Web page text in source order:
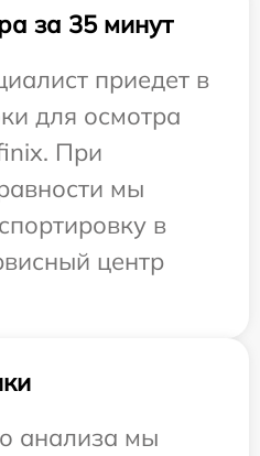
за 35 минут
приедет в
для осмотра
При
мы
в
центр
анализа мы